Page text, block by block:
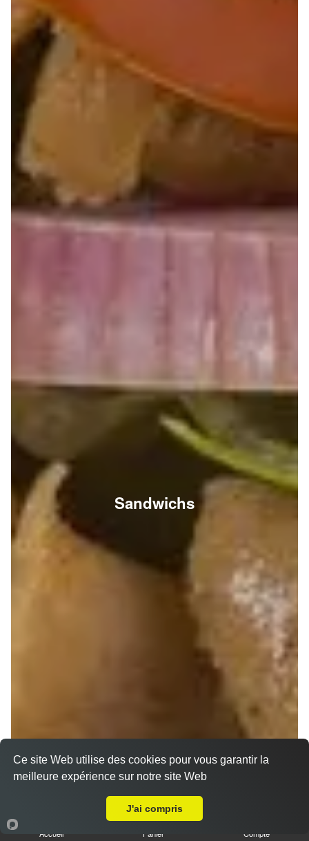
Sandwichs
Accueil Panier Compte
Ce site Web utilise des cookies pour vous garantir la
meilleure expérience sur notre site Web
J'ai compris